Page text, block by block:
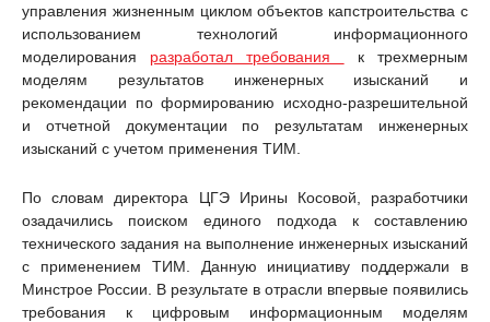
управления жизненным циклом объектов капстроительства с
использованием технологий информационного
моделирования разработал требования
к трехмерным
моделям результатов инженерных изысканий и
рекомендации по формированию исходно-разрешительной
и отчетной документации по результатам инженерных
изысканий с учетом применения ТИМ.
По словам директора ЦГЭ Ирины Косовой, разработчики
озадачились поиском единого подхода к составлению
технического задания на выполнение инженерных изысканий
с применением ТИМ. Данную инициативу поддержали в
Минстрое России. В результате в отрасли впервые появились
требования к цифровым информационным моделям